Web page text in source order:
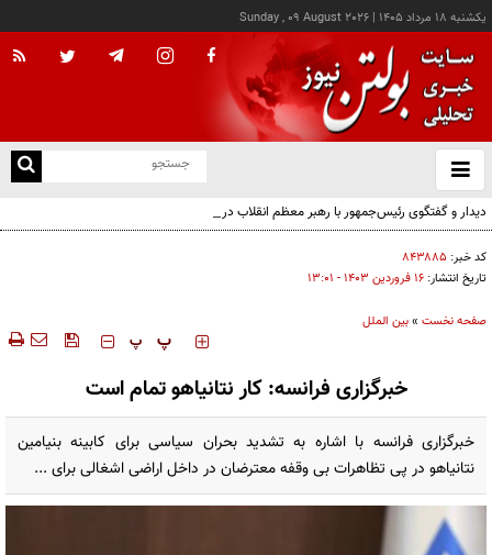
يکشنبه ۱۸ مرداد ۱۴۰۵ |
Sunday , 09 August 2026
باز
و
دیدار و گفتگوی رئیس‌جمهور با رهبر معظم انقلاب درباره مسائل اقتصادی و نظامی کشور
کد خبر: ۸۴۳۸۸۵
تاریخ انتشار: ۱۶ فروردين ۱۴۰۳ - ۱۳:۰۱
صفحه نخست »بین الملل
‍‍‍ پ پ
خبرگزاری فرانسه: کار نتانیاهو تمام است
خبرگزاری فرانسه با اشاره به تشدید بحران سیاسی برای کابینه بنیامین
نتانیاهو در پی تظاهرات بی وقفه معترضان در داخل اراضی اشغالی برای ...